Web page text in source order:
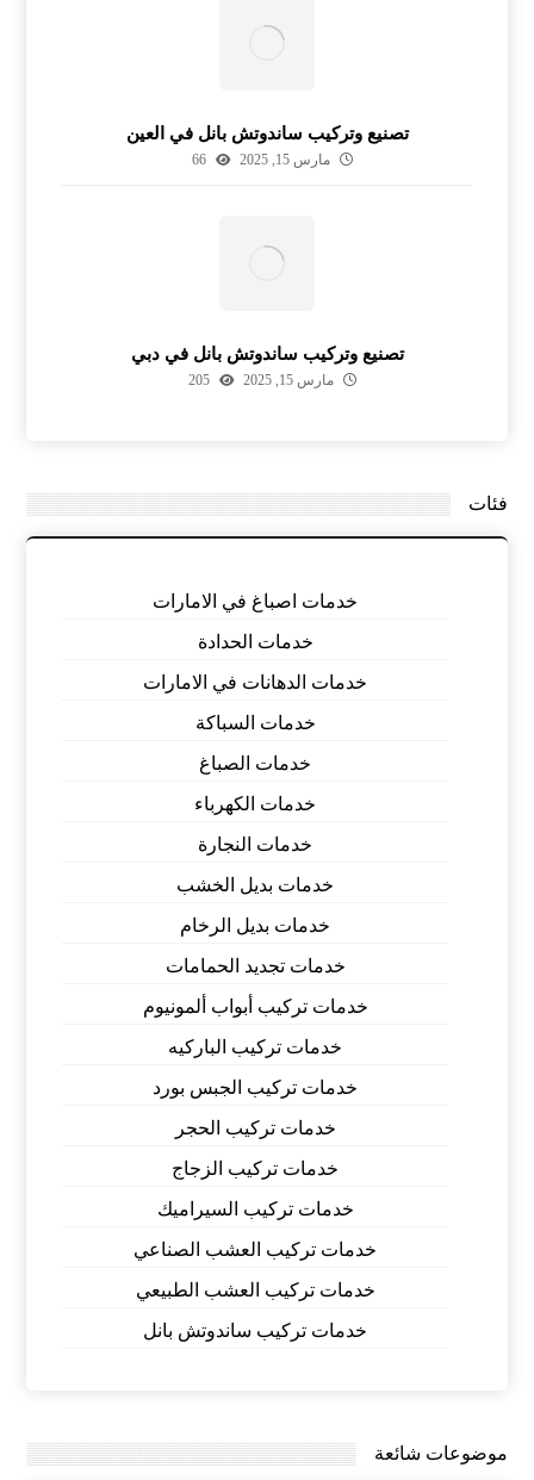
تصنيع وتركيب ساندوتش بانل في العين
مارس 15, 2025 66
تصنيع وتركيب ساندوتش بانل في دبي
مارس 15, 2025 205
فئات
خدمات اصباغ في الامارات
خدمات الحدادة
خدمات الدهانات في الامارات
خدمات السباكة
خدمات الصباغ
خدمات الكهرباء
خدمات النجارة
خدمات بديل الخشب
خدمات بديل الرخام
خدمات تجديد الحمامات
خدمات تركيب أبواب ألمونيوم
خدمات تركيب الباركيه
خدمات تركيب الجبس بورد
خدمات تركيب الحجر
خدمات تركيب الزجاج
خدمات تركيب السيراميك
خدمات تركيب العشب الصناعي
خدمات تركيب العشب الطبيعي
خدمات تركيب ساندوتش بانل
موضوعات شائعة